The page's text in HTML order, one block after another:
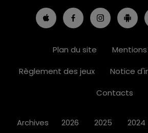
Plan du site
Règlement des jeux
Notice
Contacts
Archives 2026 2025 2024